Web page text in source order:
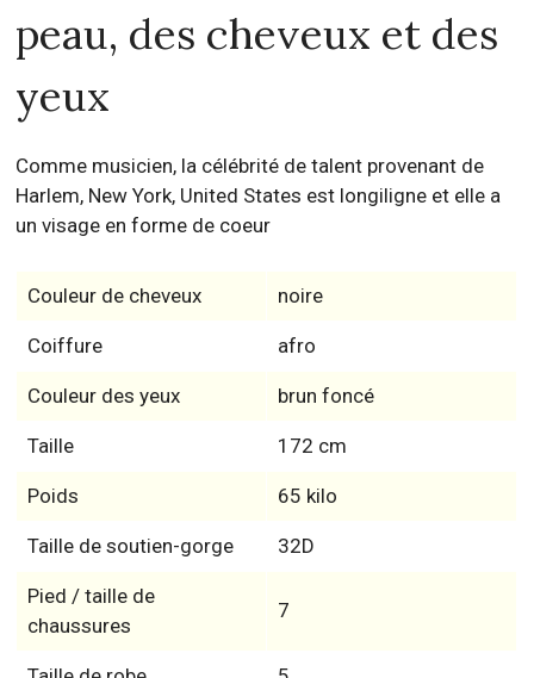
peau, des cheveux et des
yeux
Comme musicien, la célébrité de talent provenant de
Harlem, New York, United States est longiligne et elle a
un visage en forme de coeur
Couleur de cheveux noire
Coiffure afro
Couleur des yeux brun foncé
Taille 172 cm
Poids 65 kilo
Taille de soutien-gorge 32D
Pied / taille de
chaussures
7